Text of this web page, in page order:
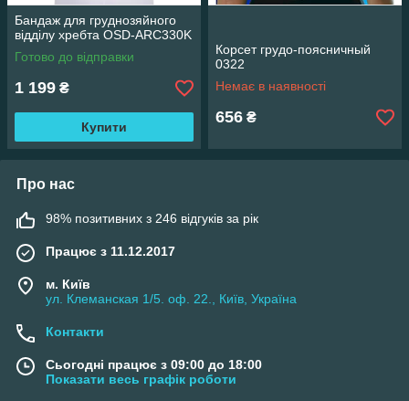
Бандаж для груднозяйного
відділу хребта OSD-ARC330K
Готово до відправки
1 199 ₴
Купити
Корсет грудо-поясничный
0322
Немає в наявності
656 ₴
Про нас
98% позитивних з 246 відгуків за рік
Працює з 11.12.2017
м. Київ
ул. Клеманская 1/5. оф. 22., Київ, Україна
Контакти
Сьогодні працює з 09:00 до 18:00
Показати весь графік роботи